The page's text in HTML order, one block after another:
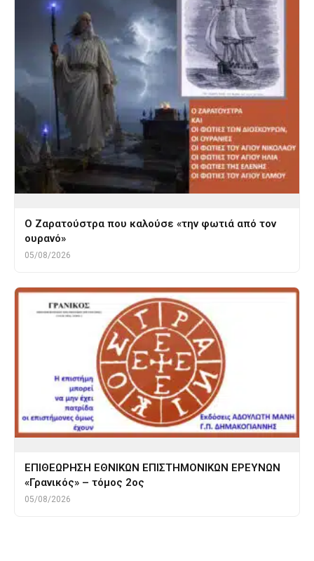
Ο Ζαρατούστρα που καλούσε «την φωτιά από τον
ουρανό»
05/08/2026
ΕΠΙΘΕΩΡΗΣΗ ΕΘΝΙΚΩΝ ΕΠΙΣΤΗΜΟΝΙΚΩΝ ΕΡΕΥΝΩΝ
«Γρανικός» – τόμος 2ος
05/08/2026